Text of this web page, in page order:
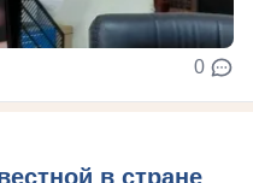
0
в стране